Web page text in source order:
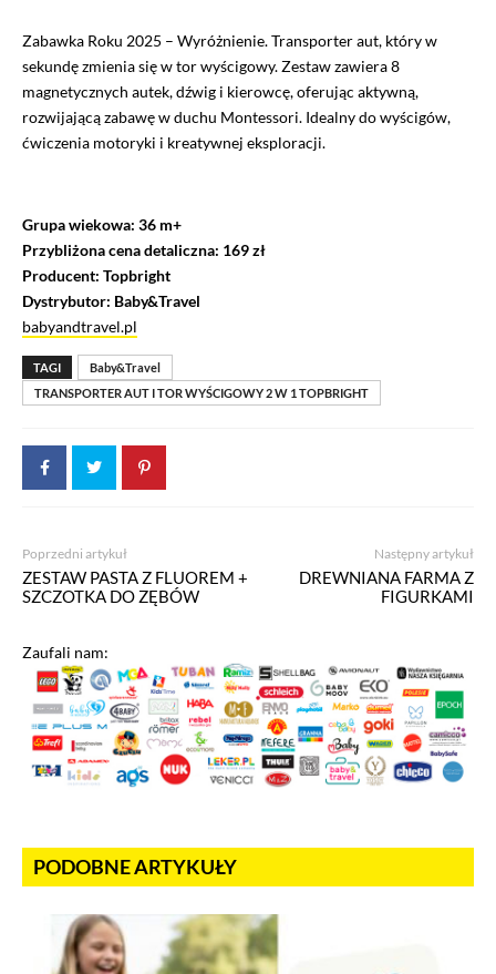
Zabawka Roku 2025 – Wyróżnienie. Transporter aut, który w
sekundę zmienia się w tor wyścigowy. Zestaw zawiera 8
magnetycznych autek, dźwig i kierowcę, oferując aktywną,
rozwijającą zabawę w duchu Montessori. Idealny do wyścigów,
ćwiczenia motoryki i kreatywnej eksploracji.
Grupa wiekowa: 36 m+
Przybliżona cena detaliczna: 169 zł
Producent: Topbright
Dystrybutor: Baby&Travel
babyandtravel.pl
TAGI
Baby&Travel
TRANSPORTER AUT I TOR WYŚCIGOWY 2 W 1 TOPBRIGHT
Poprzedni artykuł
ZESTAW PASTA Z FLUOREM +
SZCZOTKA DO ZĘBÓW
Następny artykuł
DREWNIANA FARMA Z
FIGURKAMI
Zaufali nam:
PODOBNE ARTYKUŁY